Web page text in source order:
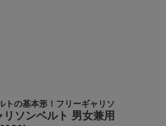
トの基本形！フリーギャリソ
リソンベルト 男女兼用